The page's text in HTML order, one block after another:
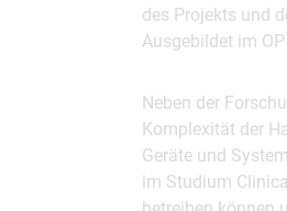
des Projekts und
Ausgebildet im OP
Neben der
Komplexität der
Geräte und
im Studium